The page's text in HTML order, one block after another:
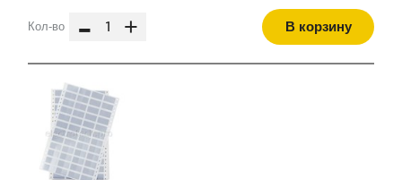
Кол-во - + В корзину